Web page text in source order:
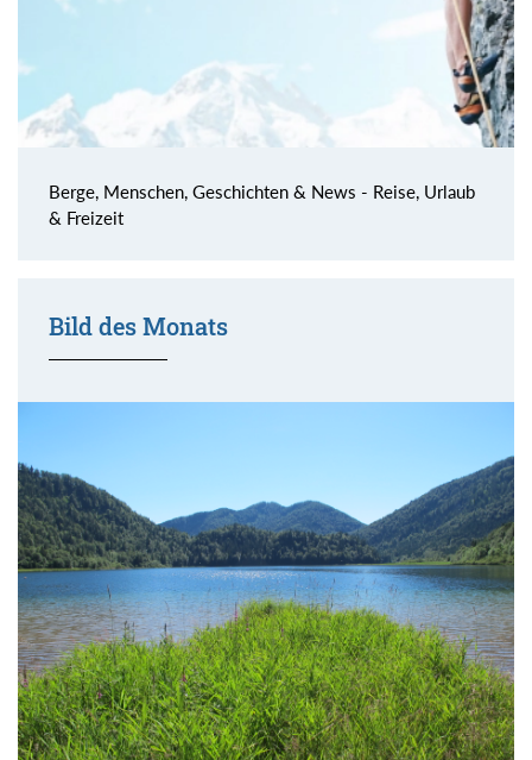
Berge, Menschen, Geschichten & News - Reise, Urlaub
& Freizeit
Bild des Monats